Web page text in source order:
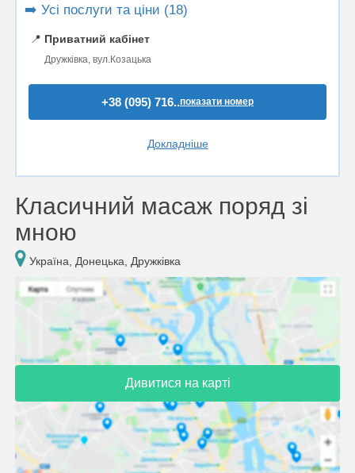
➡️ Усі послуги та ціни (18)
📍 Приватний кабінет
Дружківка, вул.Козацька
+38 (095) 716..показати номер
Докладніше
Класичний масаж поряд зі
мною
Україна, Донецька, Дружківка
Дивитися на карті